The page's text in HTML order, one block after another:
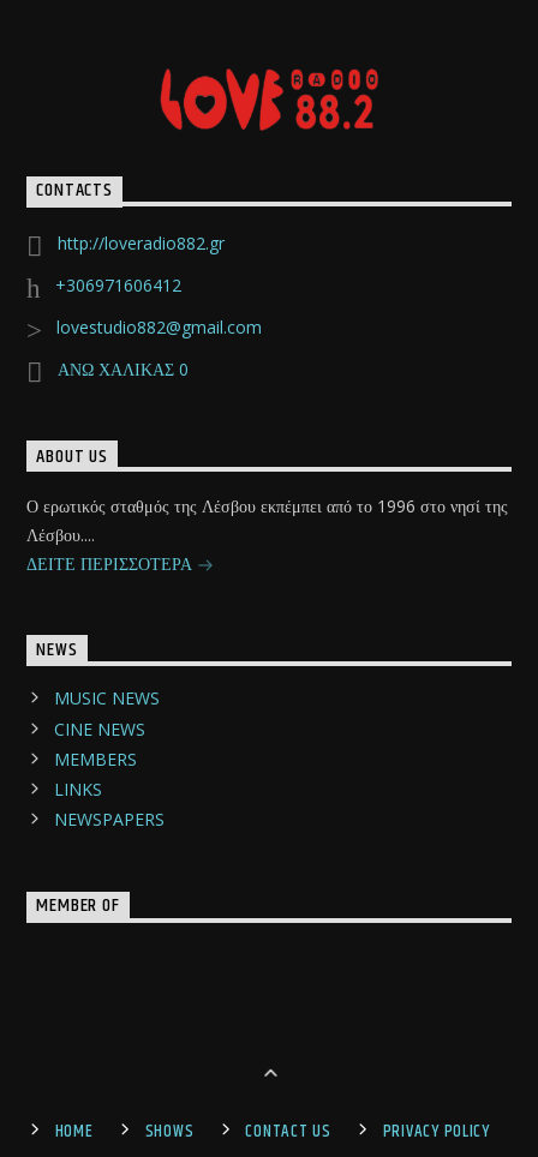
CONTACTS
http://loveradio882.gr
+306971606412
lovestudio882@gmail.com
ΑΝΩ ΧΑΛΙΚΑΣ 0
ABOUT US
Ο ερωτικός σταθμός της Λέσβου εκπέμπει από το 1996 στο νησί της
Λέσβου....
ΔΕΙΤΕ ΠΕΡΙΣΣΟΤΕΡΑ
NEWS
MUSIC NEWS
CINE NEWS
MEMBERS
LINKS
NEWSPAPERS
MEMBER OF
HOME SHOWS CONTACT US PRIVACY POLICY